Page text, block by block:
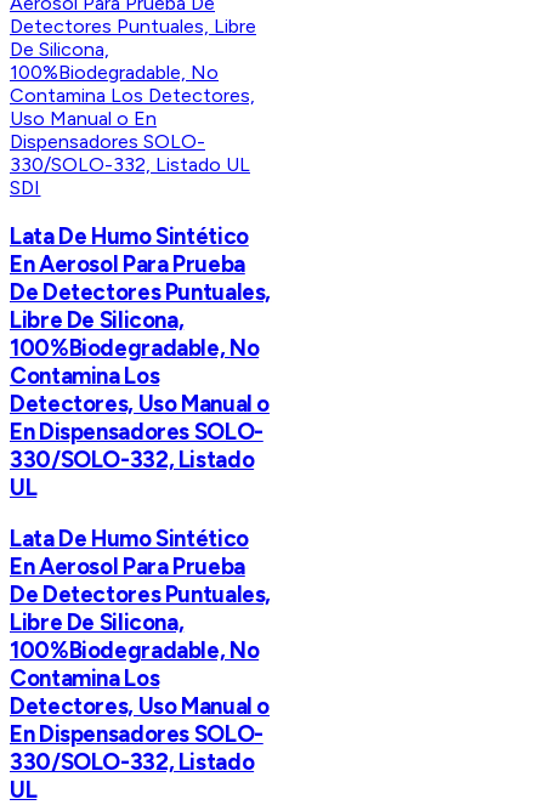
SDI
Lata De Humo Sintético
En Aerosol Para Prueba
De Detectores Puntuales,
Libre De Silicona,
100%Biodegradable, No
Contamina Los
Detectores, Uso Manual o
En Dispensadores SOLO-
330/SOLO-332, Listado
UL
Lata De Humo Sintético
En Aerosol Para Prueba
De Detectores Puntuales,
Libre De Silicona,
100%Biodegradable, No
Contamina Los
Detectores, Uso Manual o
En Dispensadores SOLO-
330/SOLO-332, Listado
UL